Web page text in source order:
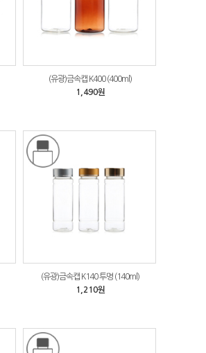
(유광)금속캡 K400 (400ml)
1,490원
(유광)금속캡 K140 투명 (140ml)
1,210원